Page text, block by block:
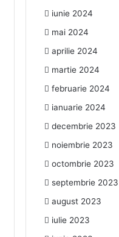
iunie 2024
mai 2024
aprilie 2024
martie 2024
februarie 2024
ianuarie 2024
decembrie 2023
noiembrie 2023
octombrie 2023
septembrie 2023
august 2023
iulie 2023